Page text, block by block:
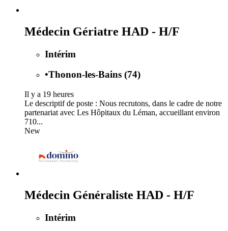
Médecin Gériatre HAD - H/F
Intérim
•Thonon-les-Bains (74)
Il y a 19 heures
Le descriptif de poste : Nous recrutons, dans le cadre de notre
partenariat avec Les Hôpitaux du Léman, accueillant environ
710...
New
Médecin Généraliste HAD - H/F
Intérim